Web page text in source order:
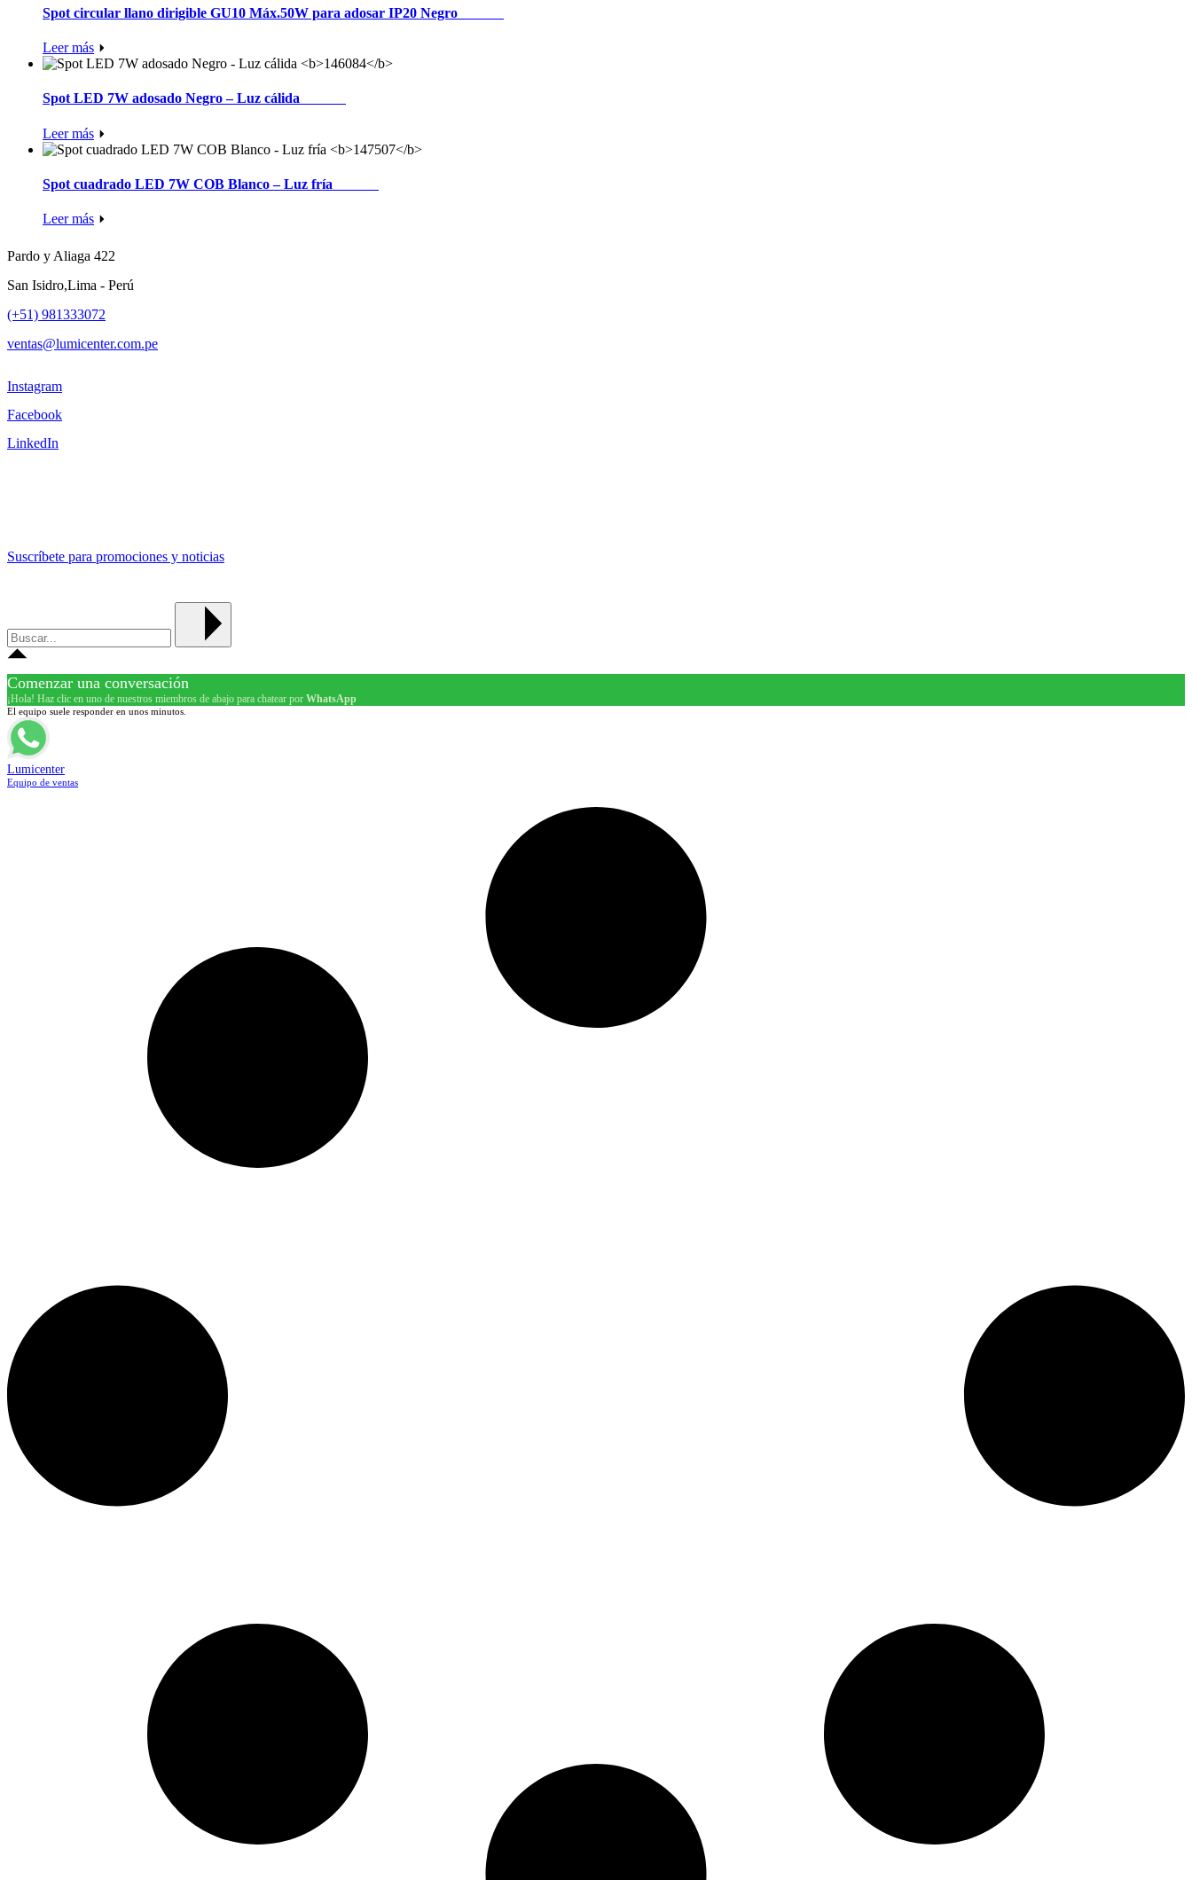
Spot circular llano dirigible GU10 Máx.50W para adosar IP20 Negro
Leer más
Spot LED 7W adosado Negro – Luz cálida
Leer más
Spot cuadrado LED 7W COB Blanco – Luz fría
Leer más
Pardo y Aliaga 422
San Isidro,Lima - Perú
(+51) 981333072
ventas@lumicenter.com.pe
Instagram
Facebook
LinkedIn
Suscríbete para promociones y noticias
Comenzar una conversación
¡Hola! Haz clic en uno de nuestros miembros de abajo para chatear por WhatsApp
El equipo suele responder en unos minutos.
Lumicenter
Equipo de ventas